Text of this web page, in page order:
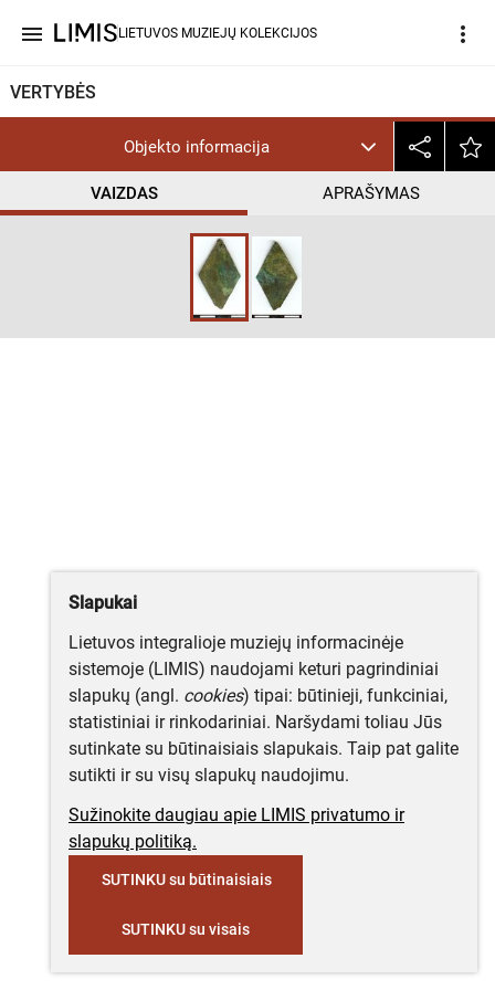
menu LIETUVOS MUZIEJŲ KOLEKCIJOS more_vert
VERTYBĖS
Objekto informacija
VAIZDAS APRAŠYMAS
Slapukai
Lietuvos integralioje muziejų informacinėje
sistemoje (LIMIS) naudojami keturi pagrindiniai
slapukų (angl. cookies) tipai: būtinieji, funkciniai,
statistiniai ir rinkodariniai. Naršydami toliau Jūs
sutinkate su būtinaisiais slapukais. Taip pat galite
sutikti ir su visų slapukų naudojimu.
Sužinokite daugiau apie LIMIS privatumo ir
slapukų politiką.
SUTINKU su būtinaisiais
SUTINKU su visais